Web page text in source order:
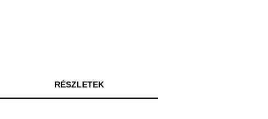
RÉSZLETEK